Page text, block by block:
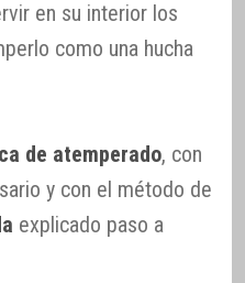
en su interior los
como una hucha
de atemperado, con
y con el método de
explicado paso a